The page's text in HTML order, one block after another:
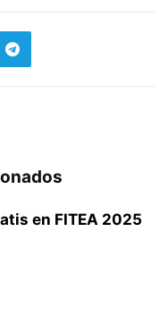
en FITEA 2025